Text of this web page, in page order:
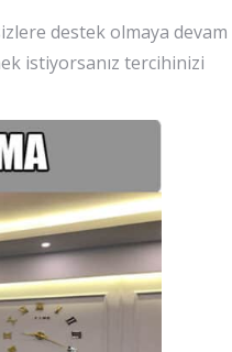
destek olmaya devam
istiyorsanız tercihinizi